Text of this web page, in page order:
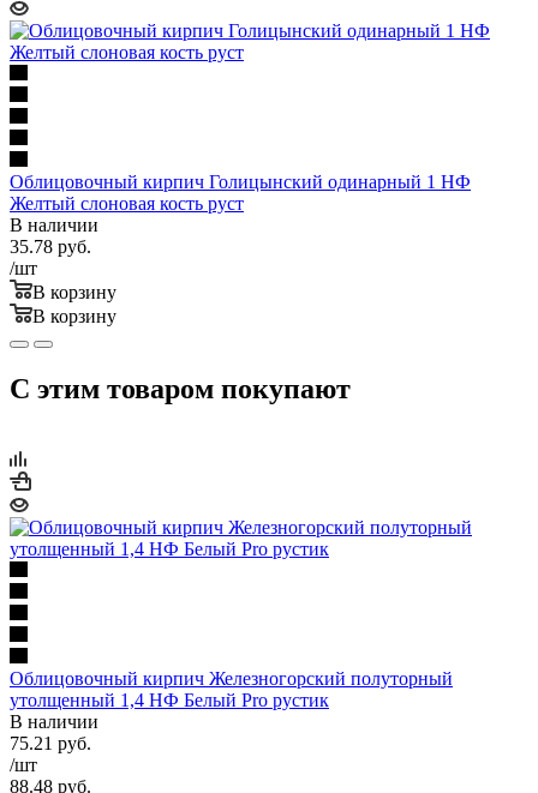
Облицовочный кирпич Голицынский одинарный 1 НФ
Желтый слоновая кость руст
В наличии
35.78 руб.
/шт
В корзину
В корзину
С этим товаром покупают
Облицовочный кирпич Железногорский полуторный
утолщенный 1,4 НФ Белый Pro рустик
В наличии
75.21 руб.
/шт
88.48 руб.